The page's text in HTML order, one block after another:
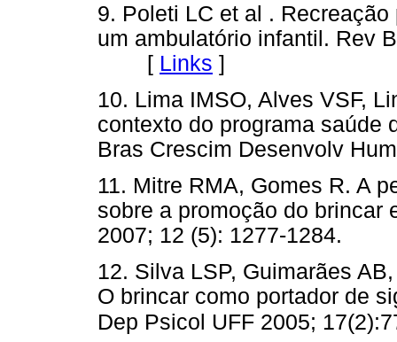
9. Poleti LC et al .
um ambulatório infantil. Rev
[ Links ]
10. Lima IMSO, Alves VSF,
contexto do programa saúde
Bras Crescim Desenvolv
11. Mitre RMA, Gomes R. A
sobre a promoção do brincar
2007; 12 (5): 1277-
12. Silva LSP, Guimarães
O brincar como portador de
Dep Psicol UFF 2005;